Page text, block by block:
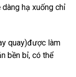
hạ xuống chỉ
quay)được làm
bền bỉ, có thể